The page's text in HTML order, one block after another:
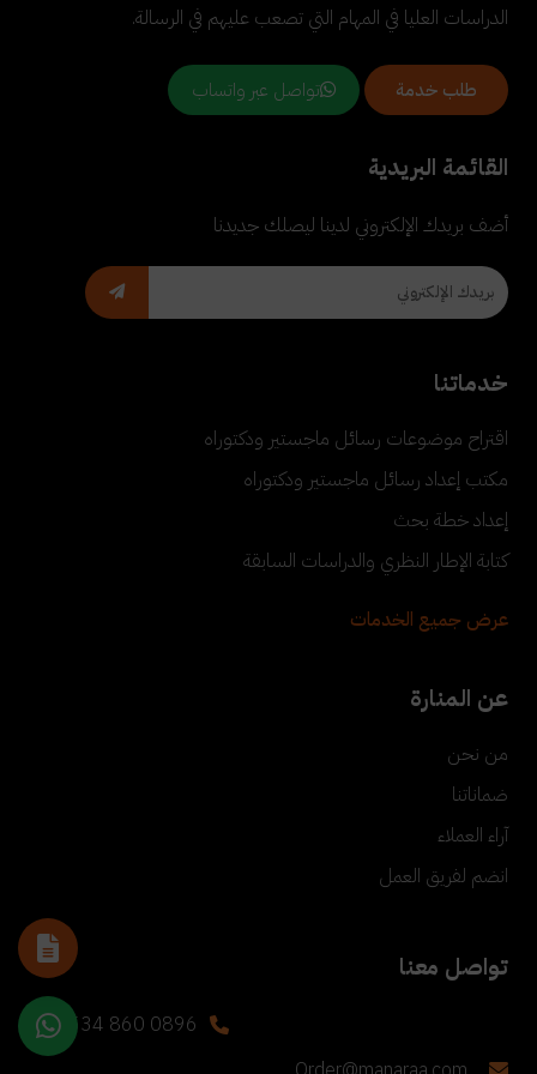
الدراسات العليا في المهام التي تصعب عليهم في الرسالة.
طلب خدمة تواصل عبر واتساب
القائمة البريدية
أضف بريدك الإلكتروني لدينا ليصلك جديدنا
خدماتنا
اقتراح موضوعات رسائل ماجستير ودكتوراه
مكتب إعداد رسائل ماجستير ودكتوراه
إعداد خطة بحث
كتابة الإطار النظري والدراسات السابقة
عرض جميع الخدمات
عن المنارة
من نحن
ضماناتنا
آراء العملاء
انضم لفريق العمل
تواصل معنا
+90 534 860 0896